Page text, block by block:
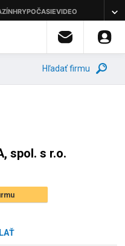
Hľadať firmu
spol. s r.o.